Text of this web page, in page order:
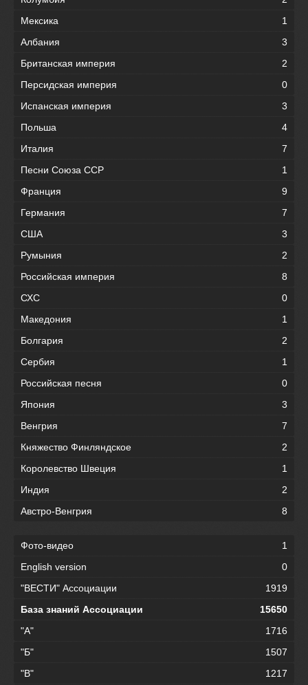
Мексика
1
Албания
3
Британская империя
2
Персидская империя
0
Испанская империя
3
Польша
4
Италия
7
Песни Союза ССР
1
Франция
9
Германия
7
США
3
Румыния
2
Российская империя
8
СХС
0
Македония
1
Болгария
2
Сербия
1
Российская песня
0
Япония
3
Венгрия
7
Княжество Финляндское
2
Королевство Швеция
1
Индия
2
Австро-Венгрия
8
Фото-видео
1
English version
0
"ВЕСТИ" Ассоциации
1919
База знаний Ассоциации
15650
"А"
1716
"Б"
1507
"В"
1217